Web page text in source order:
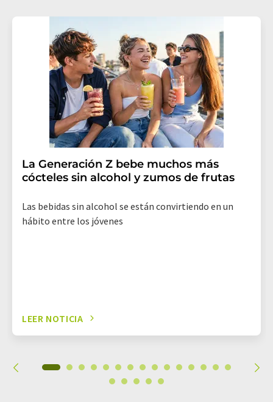
La Generación Z bebe muchos más
cócteles sin alcohol y zumos de frutas
Las bebidas sin alcohol se están convirtiendo en un
hábito entre los jóvenes
LEER NOTICIA